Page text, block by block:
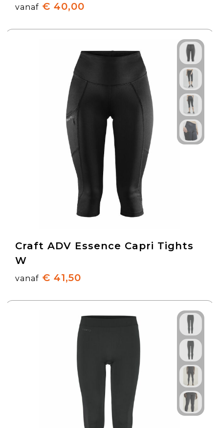
vanaf € 40,00
Craft ADV Essence Capri Tights
W
vanaf € 41,50